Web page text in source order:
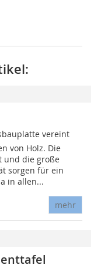
vereint
von Holz. Die
und die große
sorgen für ein
in allen...
mehr